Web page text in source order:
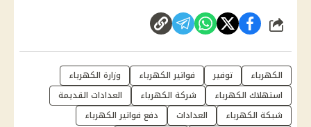
شارك
الكهرباء توفير فواتير الكهرباء
وزارة الكهرباء
استهلاك الكهرباء
شركة الكهرباء
العدادات القديمة
شبكة الكهرباء
العدادات
دفع فواتير الكهرباء